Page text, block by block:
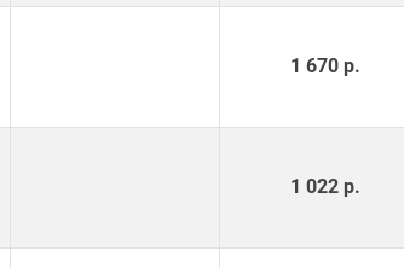
1 670 р.
1 022 р.